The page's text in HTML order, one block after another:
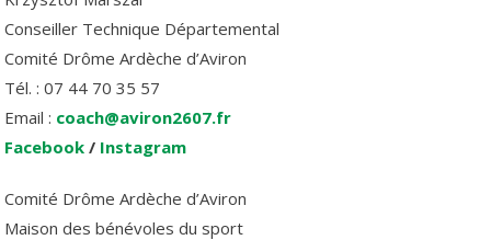
Conseiller Technique Départemental
Comité Drôme Ardèche d’Aviron
Tél. : 07 44 70 35 57
Email : coach@aviron2607.fr
Facebook / Instagram
Comité Drôme Ardèche d’Aviron
Maison des bénévoles du sport